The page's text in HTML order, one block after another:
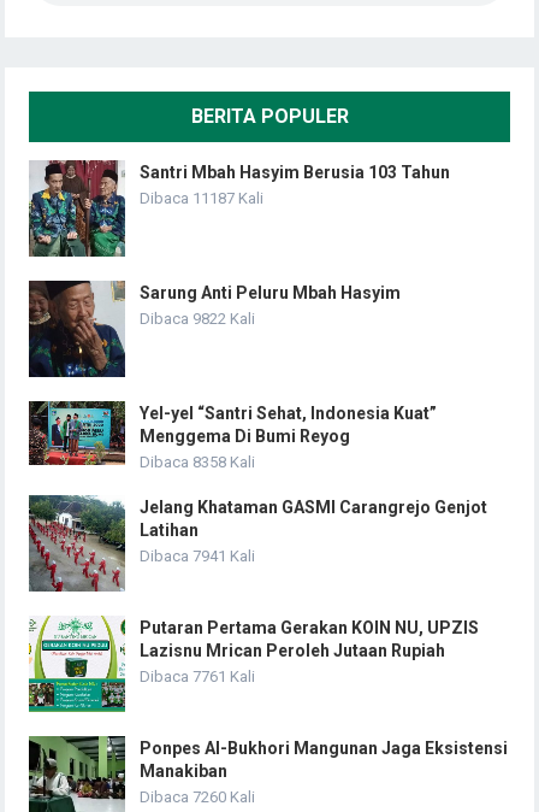
BERITA POPULER
Santri Mbah Hasyim Berusia 103 Tahun
Dibaca 11187 Kali
Sarung Anti Peluru Mbah Hasyim
Dibaca 9822 Kali
Yel-yel “Santri Sehat, Indonesia Kuat”
Menggema Di Bumi Reyog
Dibaca 8358 Kali
Jelang Khataman GASMI Carangrejo Genjot
Latihan
Dibaca 7941 Kali
Putaran Pertama Gerakan KOIN NU, UPZIS
Lazisnu Mrican Peroleh Jutaan Rupiah
Dibaca 7761 Kali
Ponpes Al-Bukhori Mangunan Jaga Eksistensi
Manakiban
Dibaca 7260 Kali